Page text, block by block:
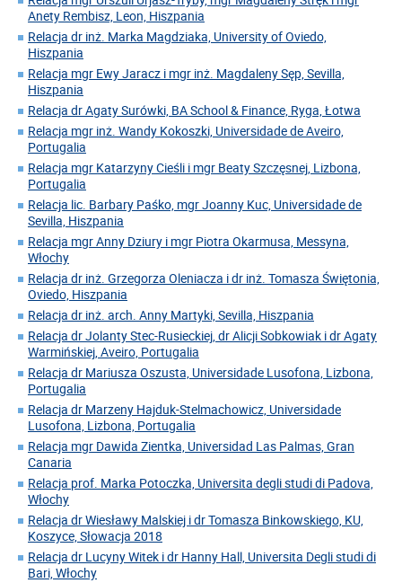
Anety Rembisz, Leon, Hiszpania
Relacja dr inż. Marka Magdziaka, University of Oviedo,
Hiszpania
Relacja mgr Ewy Jaracz i mgr inż. Magdaleny Sęp, Sevilla,
Hiszpania
Relacja dr Agaty Surówki, BA School & Finance, Ryga, Łotwa
Relacja mgr inż. Wandy Kokoszki, Universidade de Aveiro,
Portugalia
Relacja mgr Katarzyny Cieśli i mgr Beaty Szczęsnej, Lizbona,
Portugalia
Relacja lic. Barbary Paśko, mgr Joanny Kuc, Universidade de
Sevilla, Hiszpania
Relacja mgr Anny Dziury i mgr Piotra Okarmusa, Messyna,
Włochy
Relacja dr inż. Grzegorza Oleniacza i dr inż. Tomasza Świętonia,
Oviedo, Hiszpania
Relacja dr inż. arch. Anny Martyki, Sevilla, Hiszpania
Relacja dr Jolanty Stec-Rusieckiej, dr Alicji Sobkowiak i dr Agaty
Warmińskiej, Aveiro, Portugalia
Relacja dr Mariusza Oszusta, Universidade Lusofona, Lizbona,
Portugalia
Relacja dr Marzeny Hajduk-Stelmachowicz, Universidade
Lusofona, Lizbona, Portugalia
Relacja mgr Dawida Zientka, Universidad Las Palmas, Gran
Canaria
Relacja prof. Marka Potoczka, Universita degli studi di Padova,
Włochy
Relacja dr Wiesławy Malskiej i dr Tomasza Binkowskiego, KU,
Koszyce, Słowacja 2018
Relacja dr Lucyny Witek i dr Hanny Hall, Universita Degli studi di
Bari, Włochy